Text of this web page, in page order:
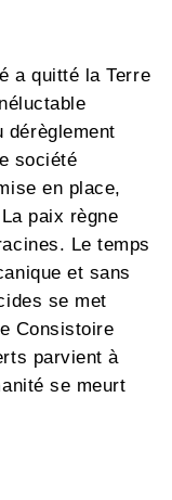
a quitté la Terre
dérèglement
société
en place,
paix règne
Le temps
et sans
se met
Consistoire
parvient à
se meurt
chemin de